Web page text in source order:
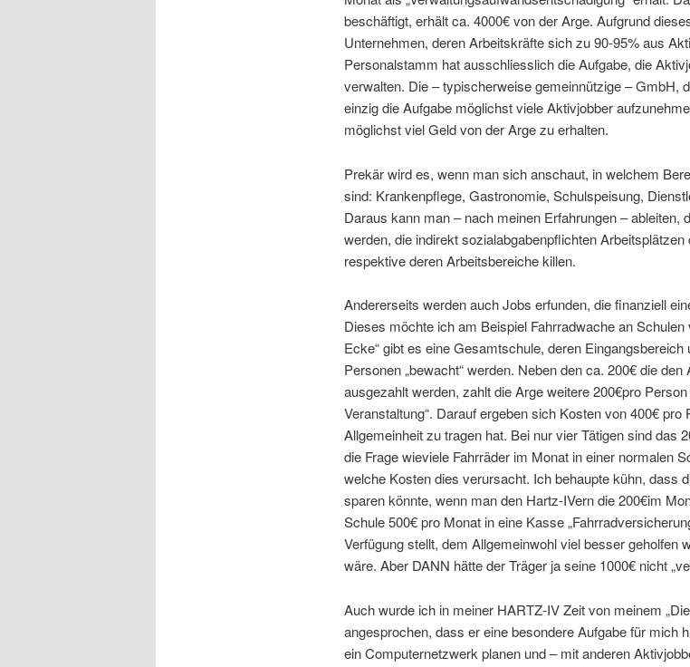
beschäftigt, erhält ca. 4000€ von der Arge. Aufgrund
Unternehmen, deren Arbeitskräfte sich zu 90-95% aus
Personalstamm hat ausschliesslich die Aufgabe, die
verwalten. Die – typischerweise gemeinnützige – GmbH,
einzig die Aufgabe möglichst viele Aktivjobber
möglichst viel Geld von der Arge zu erhalten.
Prekär wird es, wenn man sich anschaut, in welchem
sind: Krankenpflege, Gastronomie, Schulspeisung,
Daraus kann man – nach meinen Erfahrungen – ableiten,
werden, die indirekt sozialabgabenpflichten
respektive deren Arbeitsbereiche killen.
Andererseits werden auch Jobs erfunden, die finanziell
Dieses möchte ich am Beispiel Fahrradwache an Schulen
Ecke“ gibt es eine Gesamtschule, deren
Personen „bewacht“ werden. Neben den ca. 200€ die
ausgezahlt werden, zahlt die Arge weitere 200€pro Person
Veranstaltung“. Darauf ergeben sich Kosten von 400€
Allgemeinheit zu tragen hat. Bei nur vier Tätigen sind das
die Frage wieviele Fahrräder im Monat in einer normalen
welche Kosten dies verursacht. Ich behaupte kühn, dass
sparen könnte, wenn man den Hartz-IVern die 200€im
Schule 500€ pro Monat in eine Kasse
Verfügung stellt, dem Allgemeinwohl viel besser geholfen
wäre. Aber DANN hätte der Träger ja seine 1000€ nicht
Auch wurde ich in meiner HARTZ-IV Zeit von meinem
angesprochen, dass er eine besondere Aufgabe für mich
ein Computernetzwerk planen und – mit anderen